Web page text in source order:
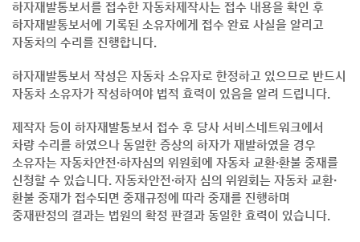
하자재발통보서를 접수한 자동차제작사는 접수 내용을 확인 후
하자재발통보서에 기록된 소유자에게 접수 완료 사실을 알리고
자동차의 수리를 진행합니다.
하자재발통보서 작성은 자동차 소유자로 한정하고 있으므로 반드시
자동차 소유자가 작성하여야 법적 효력이 있음을 알려 드립니다.
제작자 등이 하자재발통보서 접수 후 당사 서비스네트워크에서
차량 수리를 하였으나 동일한 증상의 하자가 재발하였을 경우
소유자는 자동차안전·하자심의 위원회에 자동차 교환·환불 중재를
신청할 수 있습니다. 자동차안전·하자 심의 위원회는 자동차 교환·
환불 중재가 접수되면 중재규정에 따라 중재를 진행하며
중재판정의 결과는 법원의 확정 판결과 동일한 효력이 있습니다.